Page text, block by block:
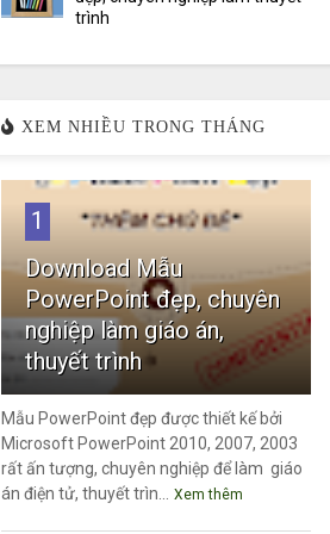
trình
XEM NHIỀU TRONG THÁNG
1
Download Mẫu
PowerPoint đẹp, chuyên
nghiệp làm giáo án,
thuyết trình
Mẫu PowerPoint đẹp được thiết kế bởi
Microsoft PowerPoint 2010, 2007, 2003
rất ấn tượng, chuyên nghiệp để làm giáo
án điện tử, thuyết trìn...
Xem thêm